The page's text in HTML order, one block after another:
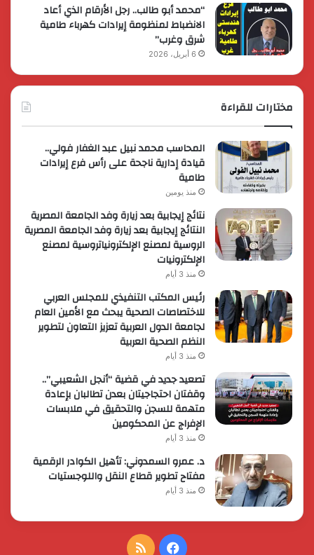
“محمد أبو طالب.. رجل الأرقام الذي أعاد
الانضباط لمنظومة إيرادات كهرباء طامية
شرق وغرب”
6 أبريل، 2026
مختارات للقراءة
المحاسب محمد نبيل عبد الغفار فولي..
قيادة إدارية ناجحة على رأس فرع إيرادات
طامية
منذ يومين
نتائج إيجابية بعد زيارة وفد الجامعة المصرية
النتائج إيجابية بعد زيارة وفد الجامعة المصرية
الروسية لمصنع الإلكترونياتروسية لمصنع
الإلكترونيات
منذ 3 أيام
رئيس المكتب التنفيذي للمجلس العربي
للاختصاصات الصحية يبحث مع الأمين العام
لجامعة الدول العربية تعزيز التعاون لتطوير
النظم الصحية العربية
منذ 3 أيام
تصعيد جديد في قضية “أنجل الشعيبي”..
وقفتان احتجاجيتان بعدن تطالبان بإعادة
متهمة للسجن والتحقيق في ملابسات
الإفراج عن المحكومين
منذ 3 أيام
د. عمرو السمدوني: تأهيل الكوادر الرقمية
مفتاح تطوير قطاع النقل واللوجستيات
منذ 3 أيام
فيسبوكملخص